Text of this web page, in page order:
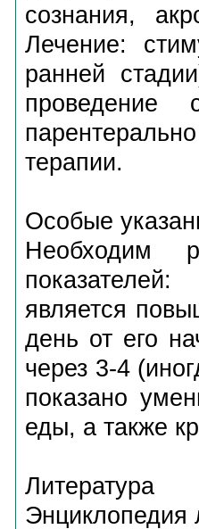
сознания,
Лечение:
ранней
проведение
терапии.
Особые
Необходим
является
день от его
через 3-4
показано
еды, а также
Литература
Энциклопедия